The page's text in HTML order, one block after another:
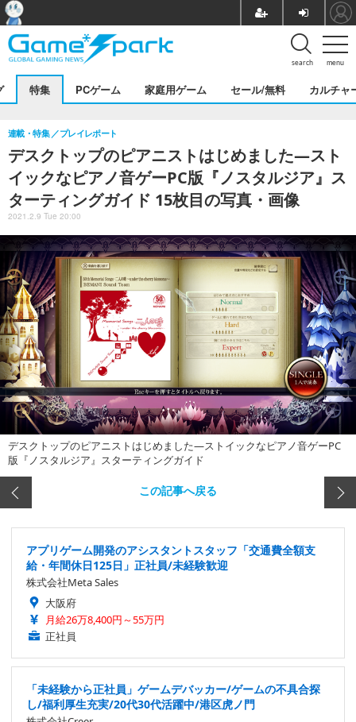
menu
search
特集 PCゲーム 家庭用ゲーム セール/無料 カルチャ
デスクトップのピアニストはじめました―スト
イックなピアノ音ゲーPC版『ノスタルジア』ス
ターティングガイド 15枚目の写真・画像
連載・特集 プレイレポート
2021.2.9 Tue 20:00
デスクトップのピアニストはじめました―ストイックなピアノ音ゲーPC
版『ノスタルジア』スターティングガイド
この記事へ戻る
アプリゲーム開発のアシスタントスタッフ「交通費全額支
給・年間休日125日」正社員/未経験歓迎
株式会社Meta Sales
大阪府
月給26万8,400円～55万円
正社員
「未経験から正社員」ゲームデバッカー/ゲームの不具合探
し/福利厚生充実/20代30代活躍中/港区虎ノ門